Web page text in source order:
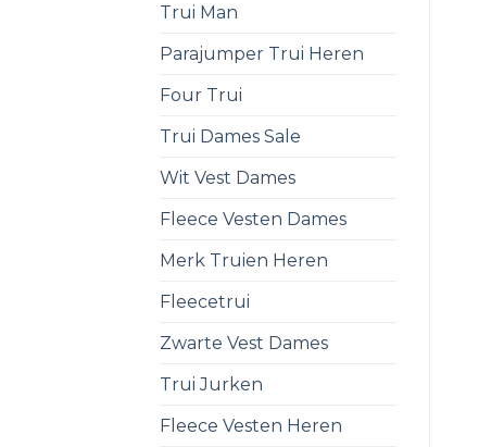
Trui Man
Parajumper Trui Heren
Four Trui
Trui Dames Sale
Wit Vest Dames
Fleece Vesten Dames
Merk Truien Heren
Fleecetrui
Zwarte Vest Dames
Trui Jurken
Fleece Vesten Heren